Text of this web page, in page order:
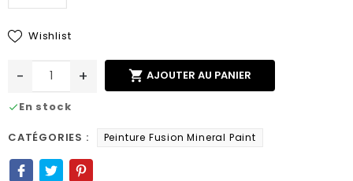
Wishlist
- +  AJOUTER AU PANIER
check En stock
CATÉGORIES : Peinture Fusion Mineral Paint